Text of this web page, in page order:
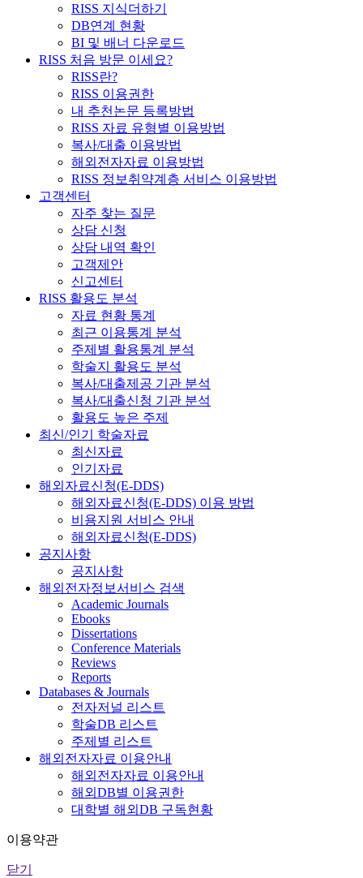
RISS 지식더하기
DB연계 현황
BI 및 배너 다운로드
RISS 처음 방문 이세요?
RISS란?
RISS 이용권한
내 추천논문 등록방법
RISS 자료 유형별 이용방법
복사/대출 이용방법
해외전자자료 이용방법
RISS 정보취약계층 서비스 이용방법
고객센터
자주 찾는 질문
상담 신청
상담 내역 확인
고객제안
신고센터
RISS 활용도 분석
자료 현황 통계
최근 이용통계 분석
주제별 활용통계 분석
학술지 활용도 분석
복사/대출제공 기관 분석
복사/대출신청 기관 분석
활용도 높은 주제
최신/인기 학술자료
최신자료
인기자료
해외자료신청(E-DDS)
해외자료신청(E-DDS) 이용 방법
비용지원 서비스 안내
해외자료신청(E-DDS)
공지사항
공지사항
해외전자정보서비스 검색
Academic Journals
Ebooks
Dissertations
Conference Materials
Reviews
Reports
Databases & Journals
전자저널 리스트
학술DB 리스트
주제별 리스트
해외전자자료 이용안내
해외전자자료 이용안내
해외DB별 이용권한
대학별 해외DB 구독현황
이용약관
닫기